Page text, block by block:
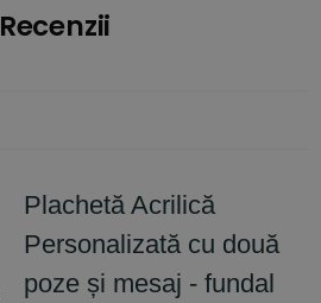
Recenzii
Plachetă Acrilică
Personalizată cu două
poze și mesaj - fundal